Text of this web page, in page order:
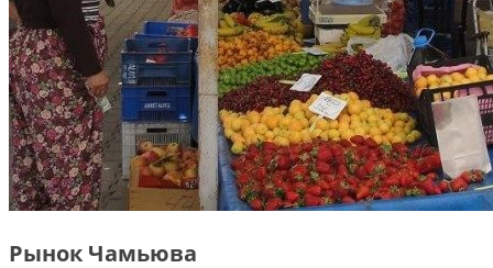
Рынок Чамьюва